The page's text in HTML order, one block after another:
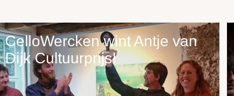
CelloWercken wint Antje van
Dijk Cultuurprijs!